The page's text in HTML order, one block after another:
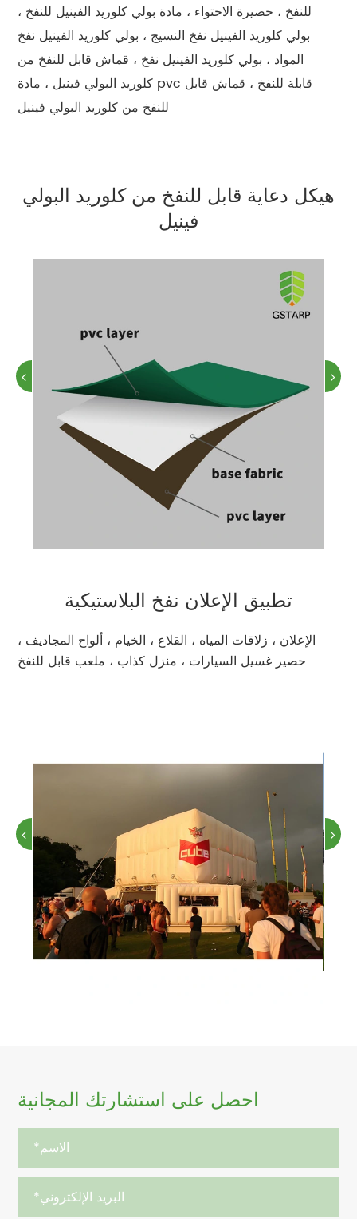
للنفخ ، حصيرة الاحتواء ، مادة بولي كلوريد الفينيل للنفخ ،
بولي كلوريد الفينيل نفخ النسيج ، بولي كلوريد الفينيل نفخ
المواد ، بولي كلوريد الفينيل نفخ ، قماش قابل للنفخ من
كلوريد البولي فينيل ، مادة pvc قابلة للنفخ ، قماش قابل
للنفخ من كلوريد البولي فينيل
هيكل دعاية قابل للنفخ من كلوريد البولي
فينيل
تطبيق الإعلان نفخ البلاستيكية
الإعلان ، زلاقات المياه ، القلاع ، الخيام ، ألواح المجاديف ،
حصير غسيل السيارات ، منزل كذاب ، ملعب قابل للنفخ
احصل على استشارتك المجانية